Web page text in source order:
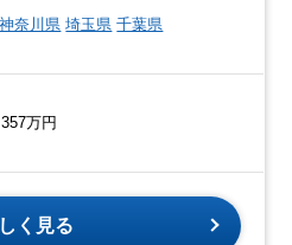
神奈川県 埼玉県 千葉県
万円
く見る